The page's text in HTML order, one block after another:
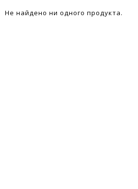
Не найдено ни одного продукта.